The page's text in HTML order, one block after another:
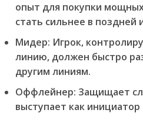
опыт для покупки
стать сильнее в поздней
Мидер: Игрок,
линию, должен быстро
другим линиям.
Оффлейнер: Защищает
выступает как инициатор